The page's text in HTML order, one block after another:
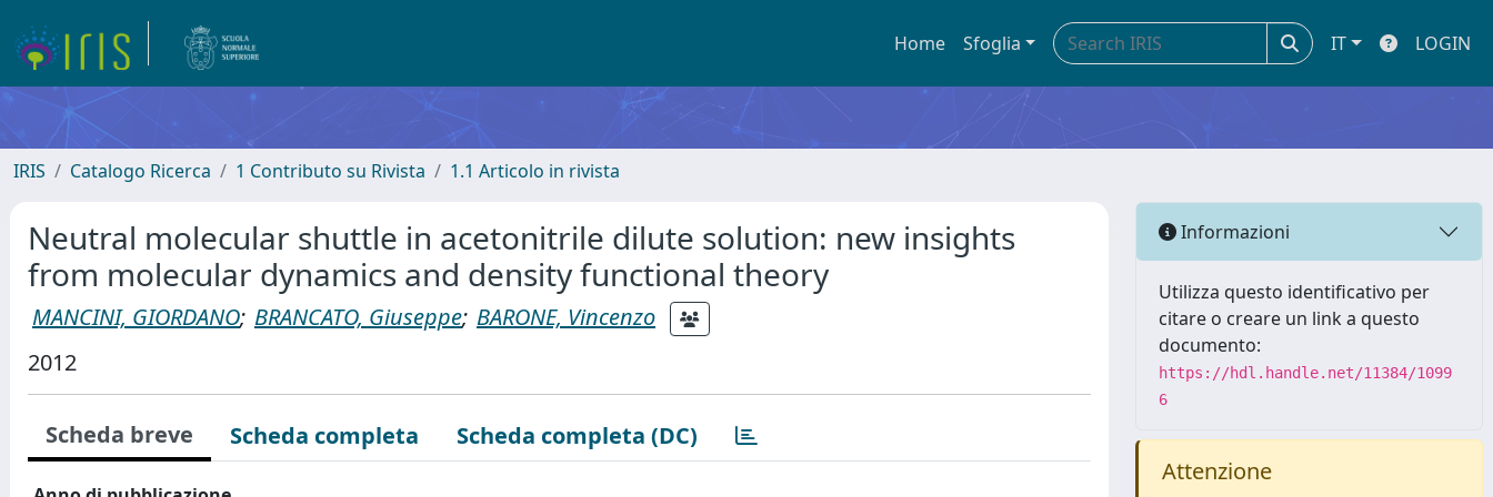
Home Sfoglia IT LOGIN
IRIS Catalogo Ricerca 1 Contributo su Rivista 1.1 Articolo in rivista
Neutral molecular shuttle in acetonitrile dilute solution: new insights
from molecular dynamics and density functional theory
MANCINI, GIORDANO; BRANCATO, Giuseppe; BARONE, Vincenzo
2012
Scheda breve Scheda completa Scheda completa (DC)
Informazioni
Utilizza questo identificativo per
citare o creare un link a questo
documento:
https://hdl.handle.net/11384/1099
6
Attenzione